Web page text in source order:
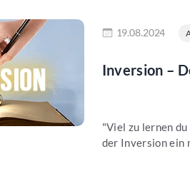
19.08.2024
Inversion –
"Viel zu lernen
der Inversion ein